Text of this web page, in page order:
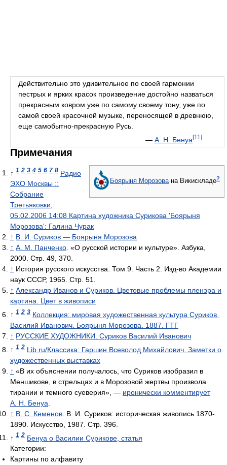
Действительно это удивительное по своей гармонии
пестрых и ярких красок произведение достойно назваться
прекрасным ковром уже по самому своему тону, уже по
самой своей красочной музыке, переносящей в древнюю,
еще самобытно-прекрасную Русь.
— А. Н. Бенуа[11]
Примечания
Боярыня Морозова на Викискладе?
↑ 1 2 3 4 5 6 7 8 Радио
ЭХО Москвы ::
Собрание
Третьяковки,
05.02.2006 14:08 Картина художника Сурикова 'Боярыня
Морозова': Галина Чурак
↑ В. И. Суриков — Боярыня Морозова
↑ А. М. Панченко. «О русской истории и культуре». Азбука,
2000. Стр. 49, 370.
↑ История русского искусства. Том 9. Часть 2. Изд-во Академии
наук СССР, 1965. Стр. 51.
↑ Александр Иванов и Суриков. Цветовые проблемы пленэра и
картина. Цвет в живописи
↑ 1 2 3 Коллекция: мировая художественная культура Суриков,
Василий Иванович. Боярыня Морозова. 1887. ГТГ
↑ РУССКИЕ ХУДОЖНИКИ. Суриков Василий Иванович
↑ 1 2 Lib.ru/Классика: Гаршин Всеволод Михайлович. Заметки о
художественных выставках
↑ «В их объяснении получалось, что Суриков изобразил в
Меншикове, в стрельцах и в Морозовой жертвы произвола
тирании и темного суеверия», — иронически комментирует
А. Н. Бенуа
↑ В. С. Кеменов . В. И. Суриков: историческая живопись 1870-
1890. Искусство, 1987. Стр. 396.
↑ 1 2 Бенуа о Василии Сурикове, статья
Категории:
Картины по алфавиту